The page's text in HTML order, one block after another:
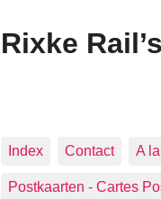
Rixke
Index Contact A
Postkaarten - Cartes